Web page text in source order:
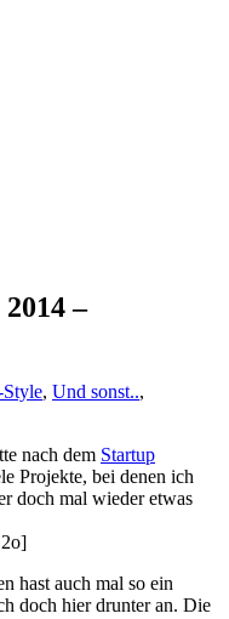
–
Style, Und sonst..,
nach dem Startup
Projekte, bei denen ich
doch mal wieder etwas
hast auch mal so ein
doch hier drunter an. Die